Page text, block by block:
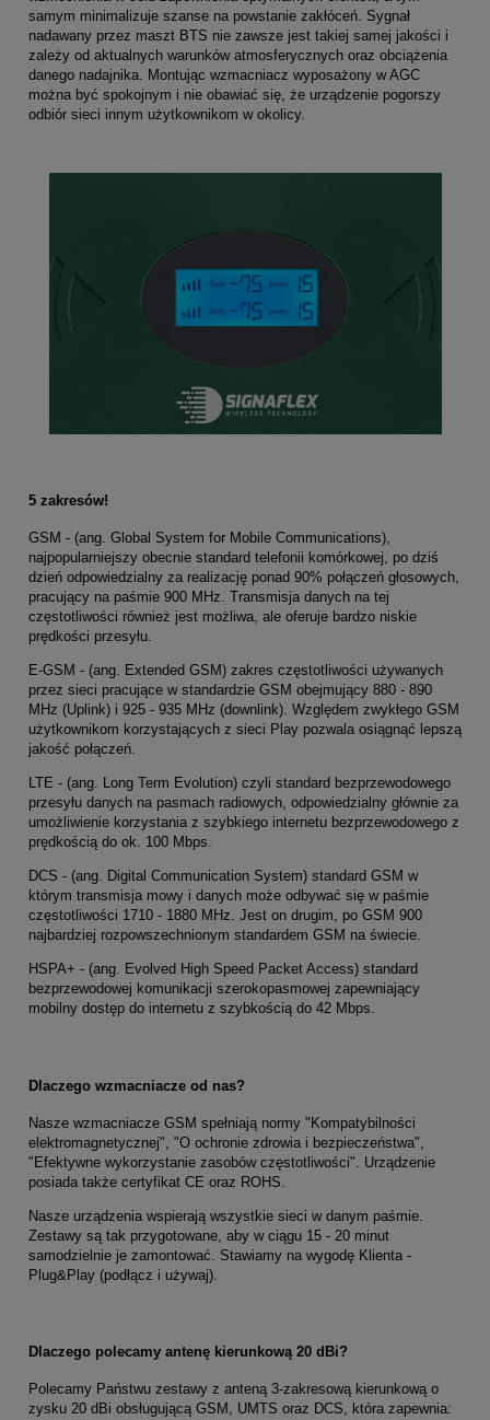
samym minimalizuje szanse na powstanie zakłóceń. Sygnał
nadawany przez maszt BTS nie zawsze jest takiej samej jakości i
zależy od aktualnych warunków atmosferycznych oraz obciążenia
danego nadajnika. Montując wzmacniacz wyposażony w AGC
można być spokojnym i nie obawiać się, że urządzenie pogorszy
odbiór sieci innym użytkownikom w okolicy.
5 zakresów!
GSM - (ang. Global System for Mobile Communications),
najpopularniejszy obecnie standard telefonii komórkowej, po dziś
dzień odpowiedzialny za realizację ponad 90% połączeń głosowych,
pracujący na paśmie 900 MHz. Transmisja danych na tej
częstotliwości również jest możliwa, ale oferuje bardzo niskie
prędkości przesyłu.
E-GSM - (ang. Extended GSM) zakres częstotliwości używanych
przez sieci pracujące w standardzie GSM obejmujący 880 - 890
MHz (Uplink) i 925 - 935 MHz (downlink). Względem zwykłego GSM
użytkownikom korzystających z sieci Play pozwala osiągnąć lepszą
jakość połączeń.
LTE - (ang. Long Term Evolution) czyli standard bezprzewodowego
przesyłu danych na pasmach radiowych, odpowiedzialny głównie za
umożliwienie korzystania z szybkiego internetu bezprzewodowego z
prędkością do ok. 100 Mbps.
DCS - (ang. Digital Communication System) standard GSM w
którym transmisja mowy i danych może odbywać się w paśmie
częstotliwości 1710 - 1880 MHz. Jest on drugim, po GSM 900
najbardziej rozpowszechnionym standardem GSM na świecie.
HSPA+ - (ang. Evolved High Speed Packet Access) standard
bezprzewodowej komunikacji szerokopasmowej zapewniający
mobilny dostęp do internetu z szybkością do 42 Mbps.
Dlaczego wzmacniacze od nas?
Nasze wzmacniacze GSM spełniają normy "Kompatybilności
elektromagnetycznej", "O ochronie zdrowia i bezpieczeństwa",
"Efektywne wykorzystanie zasobów częstotliwości". Urządzenie
posiada także certyfikat CE oraz ROHS.
Nasze urządzenia wspierają wszystkie sieci w danym paśmie.
Zestawy są tak przygotowane, aby w ciągu 15 - 20 minut
samodzielnie je zamontować. Stawiamy na wygodę Klienta -
Plug&Play (podłącz i używaj).
Dlaczego polecamy antenę kierunkową 20 dBi?
Polecamy Państwu zestawy z anteną 3-zakresową kierunkową o
zysku 20 dBi obsługującą GSM, UMTS oraz DCS, która zapewnia: